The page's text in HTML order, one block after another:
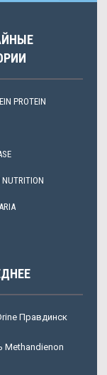
PROTEIN
Правдинск
Methandienon